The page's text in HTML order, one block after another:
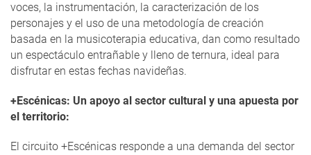
voces, la instrumentación, la caracterización de los
personajes y el uso de una metodología de creación
basada en la musicoterapia educativa, dan como resultado
un espectáculo entrañable y lleno de ternura, ideal para
disfrutar en estas fechas navideñas.
+Escénicas: Un apoyo al sector cultural y una apuesta por
el territorio:
El circuito +Escénicas responde a una demanda del sector